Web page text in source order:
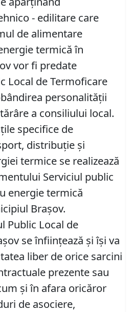
- edilitare care
de alimentare
termică în
vor fi predate
Local de Termoficare
personalităţii
a consiliului local.
specifice de
distribuţie şi
termice se realizează
Serviciul public
energie termică
Braşov.
Public Local de
se înfiinţează şi îşi va
liber de orice sarcini
prezente sau
şi în afara oricăror
de asociere,